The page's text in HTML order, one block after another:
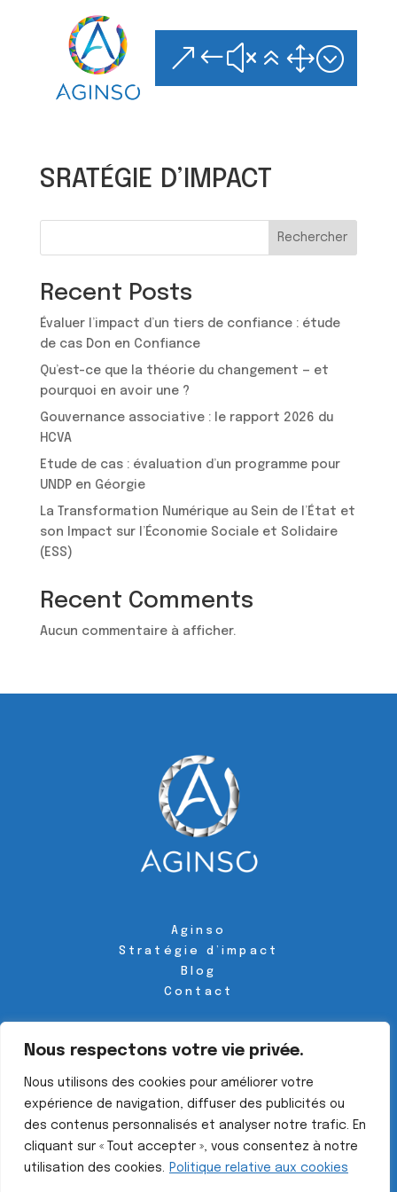
Nous respectons votre vie privée.
Nous utilisons des cookies pour améliorer votre
expérience de navigation, diffuser des publicités ou
des contenus personnalisés et analyser notre trafic. En
cliquant sur « Tout accepter », vous consentez à notre
utilisation des cookies. Politique relative aux cookies
&#x61;
SRATÉGIE D’IMPACT
Rechercher
Recent Posts
Évaluer l’impact d’un tiers de confiance : étude
de cas Don en Confiance
Qu’est-ce que la théorie du changement — et
pourquoi en avoir une ?
Gouvernance associative : le rapport 2026 du
HCVA
Etude de cas : évaluation d’un programme pour
UNDP en Géorgie
La Transformation Numérique au Sein de l’État et
son Impact sur l’Économie Sociale et Solidaire
(ESS)
Recent Comments
Aucun commentaire à afficher.
Aginso
Stratégie d’impact
Blog
Contact

© 2023 Aginso ・tous droits réservés・Design by Agence